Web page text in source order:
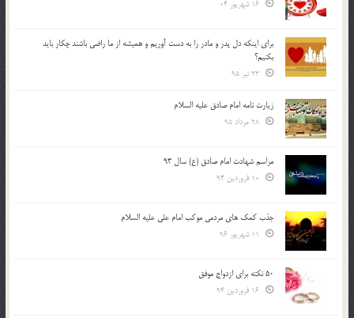
براي اينكه دل پدر و مادر را به دست آوريم و هميشه از ما راضي باشند چكار بايد
بكنيم؟
زیارت نامه امام صادق علیه السلام
مراسم شهادت امام صادق (ع) سال 93
جذب کمک های مردمی موکب امام علی علیه السلام
50 نکته برای ازدواج موفق